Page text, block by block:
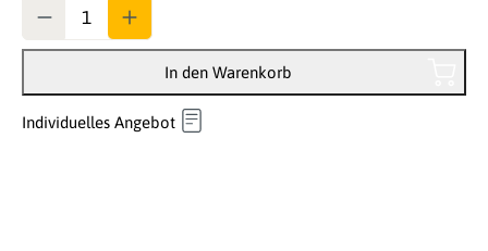
In den Warenkorb
Individuelles Angebot